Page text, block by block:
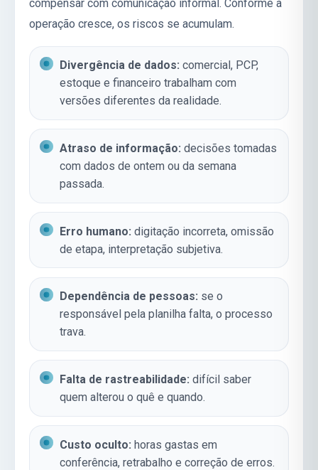
compensar com comunicação informal. Conforme a
operação cresce, os riscos se acumulam.
Divergência de dados: comercial, PCP,
estoque e financeiro trabalham com
versões diferentes da realidade.
Atraso de informação: decisões tomadas
com dados de ontem ou da semana
passada.
Erro humano: digitação incorreta, omissão
de etapa, interpretação subjetiva.
Dependência de pessoas: se o
responsável pela planilha falta, o processo
trava.
Falta de rastreabilidade: difícil saber
quem alterou o quê e quando.
Custo oculto: horas gastas em
conferência, retrabalho e correção de erros.